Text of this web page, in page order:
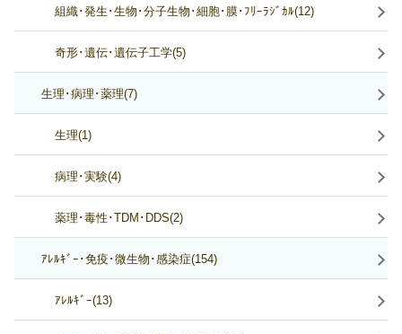
組織･発生･生物･分子生物･細胞･膜･ﾌﾘｰﾗｼﾞｶﾙ(12)
奇形･遺伝･遺伝子工学(5)
生理･病理･薬理(7)
生理(1)
病理･実験(4)
薬理･毒性･TDM･DDS(2)
ｱﾚﾙｷﾞｰ･免疫･微生物･感染症(154)
ｱﾚﾙｷﾞｰ(13)